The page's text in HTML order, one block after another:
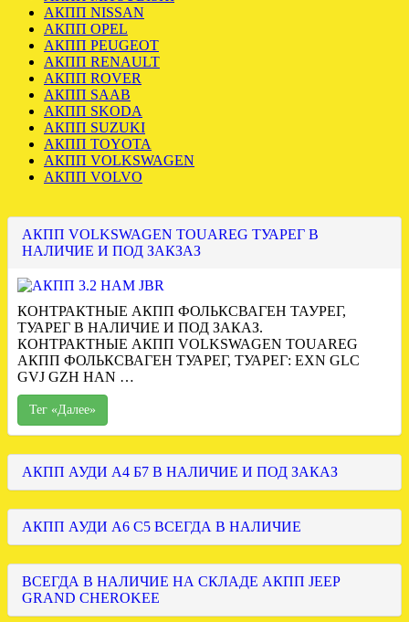
АКПП NISSAN
АКПП OPEL
АКПП PEUGEOT
АКПП RENAULT
АКПП ROVER
АКПП SAAB
АКПП SKODA
АКПП SUZUKI
АКПП TOYOTA
АКПП VOLKSWAGEN
АКПП VOLVO
АКПП VOLKSWAGEN TOUAREG ТУАРЕГ В
НАЛИЧИЕ И ПОД ЗАКЗАЗ
КОНТРАКТНЫЕ АКПП ФОЛЬКСВАГЕН ТАУРЕГ,
ТУАРЕГ В НАЛИЧИЕ И ПОД ЗАКАЗ.
КОНТРАКТНЫЕ АКПП VOLKSWAGEN TOUAREG
АКПП ФОЛЬКСВАГЕН ТУАРЕГ, ТУАРЕГ: EXN GLC
GVJ GZH HAN …
Тег «Далее»
АКПП АУДИ А4 Б7 В НАЛИЧИЕ И ПОД ЗАКАЗ
АКПП АУДИ А6 С5 ВСЕГДА В НАЛИЧИЕ
ВСЕГДА В НАЛИЧИЕ НА СКЛАДЕ АКПП JEEP
GRAND CHEROKEE